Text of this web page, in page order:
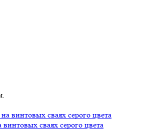
сваях серого цвета